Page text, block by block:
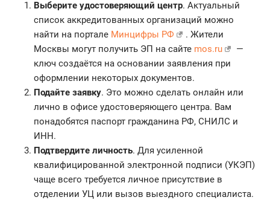
Выберите удостоверяющий центр. Актуальный
список аккредитованных организаций можно
найти на портале Минцифры РФ
. Жители
Москвы могут получить ЭП на сайте mos.ru
—
ключ создаётся на основании заявления при
оформлении некоторых документов.
Подайте заявку. Это можно сделать онлайн или
лично в офисе удостоверяющего центра. Вам
понадобятся паспорт гражданина РФ, СНИЛС и
ИНН.
Подтвердите личность. Для усиленной
квалифицированной электронной подписи (УКЭП)
чаще всего требуется личное присутствие в
отделении УЦ или вызов выездного специалиста.